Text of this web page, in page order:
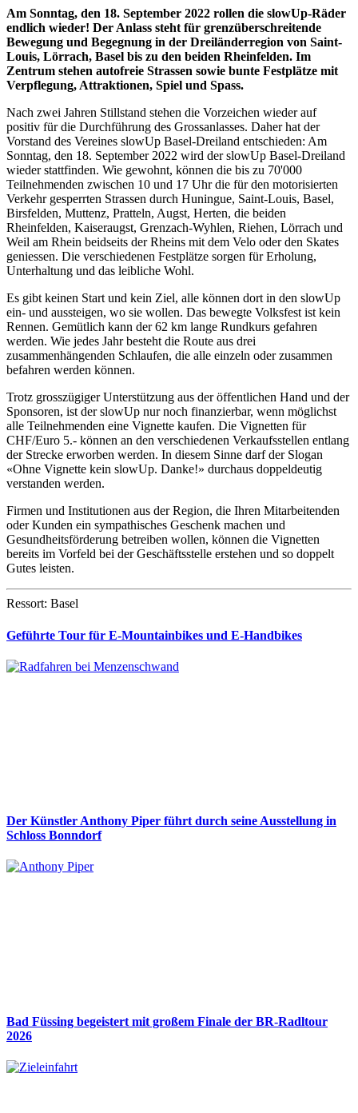
Am Sonntag, den 18. September 2022 rollen die slowUp-Räder
endlich wieder! Der Anlass steht für grenzüberschreitende
Bewegung und Begegnung in der Dreiländerregion von Saint-
Louis, Lörrach, Basel bis zu den beiden Rheinfelden. Im
Zentrum stehen autofreie Strassen sowie bunte Festplätze mit
Verpflegung, Attraktionen, Spiel und Spass.
Nach zwei Jahren Stillstand stehen die Vorzeichen wieder auf
positiv für die Durchführung des Grossanlasses. Daher hat der
Vorstand des Vereines slowUp Basel-Dreiland entschieden: Am
Sonntag, den 18. September 2022 wird der slowUp Basel-Dreiland
wieder stattfinden. Wie gewohnt, können die bis zu 70'000
Teilnehmenden zwischen 10 und 17 Uhr die für den motorisierten
Verkehr gesperrten Strassen durch Huningue, Saint-Louis, Basel,
Birsfelden, Muttenz, Pratteln, Augst, Herten, die beiden
Rheinfelden, Kaiseraugst, Grenzach-Wyhlen, Riehen, Lörrach und
Weil am Rhein beidseits der Rheins mit dem Velo oder den Skates
geniessen. Die verschiedenen Festplätze sorgen für Erholung,
Unterhaltung und das leibliche Wohl.
Es gibt keinen Start und kein Ziel, alle können dort in den slowUp
ein- und aussteigen, wo sie wollen. Das bewegte Volksfest ist kein
Rennen. Gemütlich kann der 62 km lange Rundkurs gefahren
werden. Wie jedes Jahr besteht die Route aus drei
zusammenhängenden Schlaufen, die alle einzeln oder zusammen
befahren werden können.
Trotz grosszügiger Unterstützung aus der öffentlichen Hand und der
Sponsoren, ist der slowUp nur noch finanzierbar, wenn möglichst
alle Teilnehmenden eine Vignette kaufen. Die Vignetten für
CHF/Euro 5.- können an den verschiedenen Verkaufsstellen entlang
der Strecke erworben werden. In diesem Sinne darf der Slogan
«Ohne Vignette kein slowUp. Danke!» durchaus doppeldeutig
verstanden werden.
Firmen und Institutionen aus der Region, die Ihren Mitarbeitenden
oder Kunden ein sympathisches Geschenk machen und
Gesundheitsförderung betreiben wollen, können die Vignetten
bereits im Vorfeld bei der Geschäftsstelle erstehen und so doppelt
Gutes leisten.
Ressort: Basel
Geführte Tour für E-Mountainbikes und E-Handbikes
Der Künstler Anthony Piper führt durch seine Ausstellung in
Schloss Bonndorf
Bad Füssing begeistert mit großem Finale der BR-Radltour
2026